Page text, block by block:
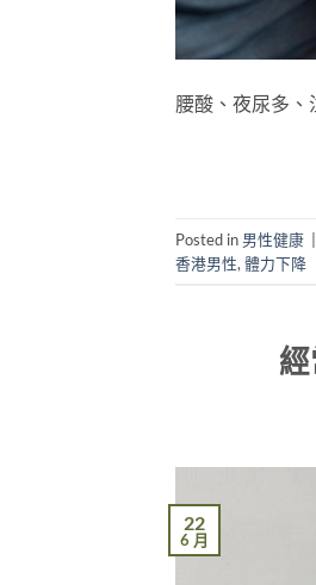
腰酸、夜尿多、
Posted in 男性健康
香港男性, 體力下降
22
6 月